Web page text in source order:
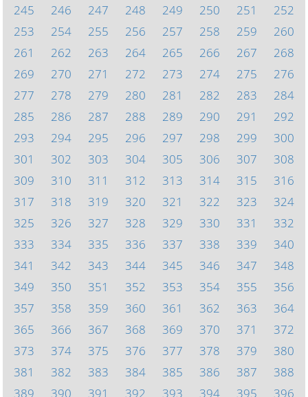
245
246 247 248 249 250 251
252
253
254 255 256 257 258 259
260
261
262 263 264 265 266 267
268
269
270 271 272 273 274 275
276
277
278 279 280 281 282 283
284
285
286 287 288 289 290 291
292
293
294 295 296 297 298 299
300
301
302 303 304 305 306 307
308
309
310 311 312 313 314 315
316
317
318 319 320 321 322 323
324
325
326 327 328 329 330 331
332
333
334 335 336 337 338 339
340
341
342 343 344 345 346 347
348
349
350 351 352 353 354 355
356
357
358 359 360 361 362 363
364
365
366 367 368 369 370 371
372
373
374 375 376 377 378 379
380
381
382 383 384 385 386 387
388
389
390 391 392 393 394 395 396